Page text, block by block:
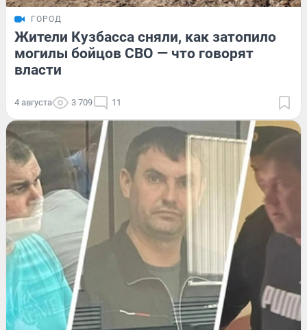
ГОРОД
Жители Кузбасса сняли, как затопило
могилы бойцов СВО — что говорят
власти
4 августа 3 709 11